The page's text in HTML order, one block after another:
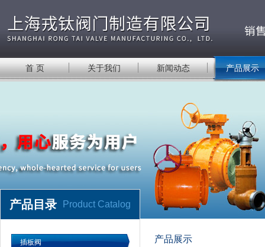
首 页 关于我们 新闻动态 产品展示
产品目录 Product Catalog
插板阀 产品展示